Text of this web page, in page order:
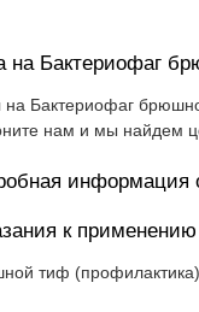
на Бактериофаг
Бактериофаг
нам и мы найдем
информация
к применению
тиф